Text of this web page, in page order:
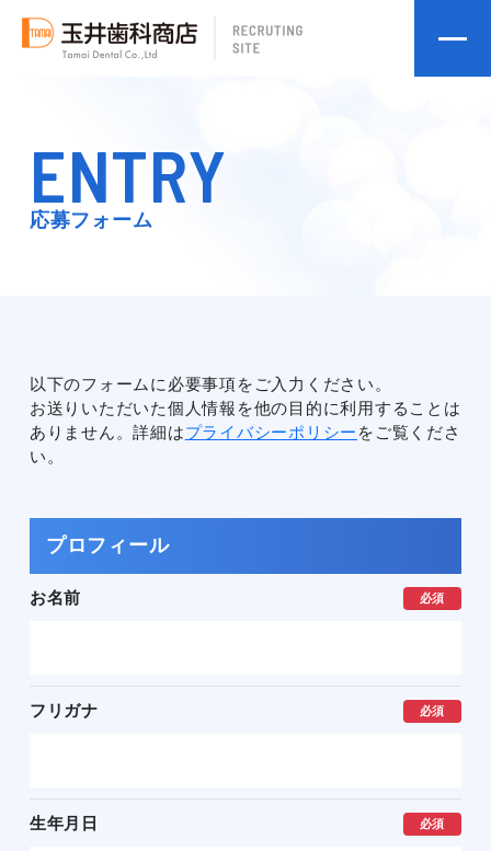
ENTRY
応募フォーム
以下のフォームに必要事項をご入力ください。
お送りいただいた個人情報を他の目的に利用することは
ありません。詳細はプライバシーポリシー をご覧くださ
い。
プロフィール
お名前 必須
フリガナ 必須
生年月日 必須